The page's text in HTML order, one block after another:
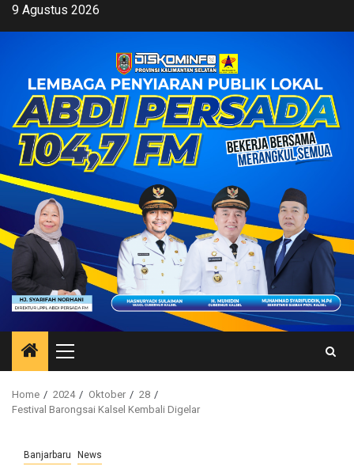
Skip9 Agustus 2026
Primary
Menu
Home 2024 Oktober
28
Festival Barongsai Kalsel Kembali Digelar
Banjarbaru News